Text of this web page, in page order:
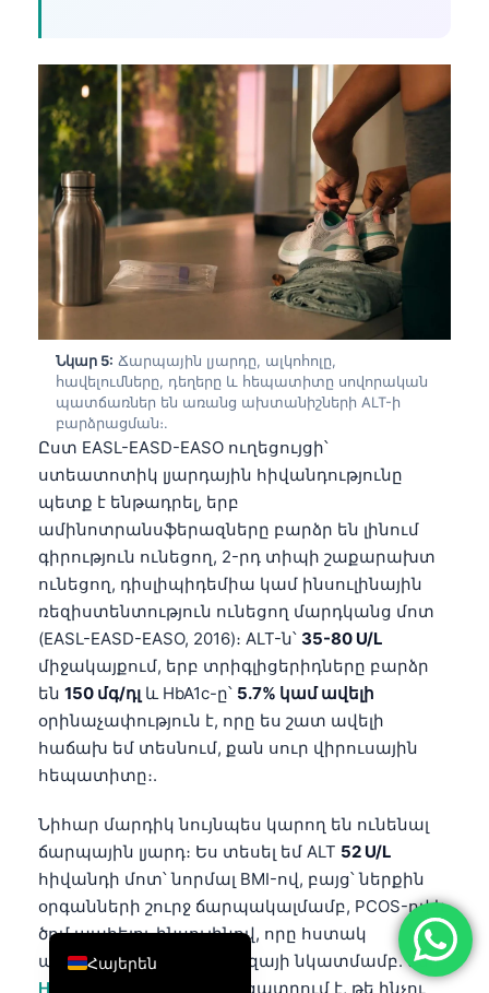
Նկար 5: Ճարպային լյարդը, ալկոհոլը,
հավելումները, դեղերը և հեպատիտը սովորական
պատճառներ են առանց ախտանիշների ALT-ի
բարձրացման։.
Ըստ EASL-EASD-EASO ուղեցույցի՝
ստեատոտիկ լյարդային հիվանդությունը
պետք է ենթադրել, երբ
ամինոտրանսֆերազները բարձր են լինում
գիրություն ունեցող, 2-րդ տիպի շաքարախտ
ունեցող, դիսլիպիդեմիա կամ ինսուլինային
ռեզիստենտություն ունեցող մարդկանց մոտ
(EASL-EASD-EASO, 2016)։ ALT-ն՝ 35-80 U/L
միջակայքում, երբ տրիգլիցերիդները բարձր
են 150 մգ/դլ և HbA1c-ը՝ 5.7% կամ ավելի
օրինաչափություն է, որը ես շատ ավելի
հաճախ եմ տեսնում, քան սուր վիրուսային
հեպատիտը։.
Նիհար մարդիկ նույնպես կարող են ունենալ
ճարպային լյարդ։ Ես տեսել եմ ALT 52 U/L
հիվանդի մոտ՝ նորմալ BMI-ով, բայց՝ ներքին
օրգանների շուրջ ճարպակալմամբ, PCOS-ով և
ծոմ պահելու ինսուլինով, որը հստակ
անհամաչափ էր գլյուկոզայի նկատմամբ. մեր
HOMA-IR ուղեցույցը
բացատրում է, թե ինչու
Հայերեն
English
Deutsch
العربية
Français
עִבְרִית
Italiano
Español
Português
Ελληνικά
Türkçe
Română
简体中文
فارسی
Български
Dansk
Nederlands
Íslenska
Српски језик
Svenska
Bosanski
Azərbaycan dili
Eesti
日本語